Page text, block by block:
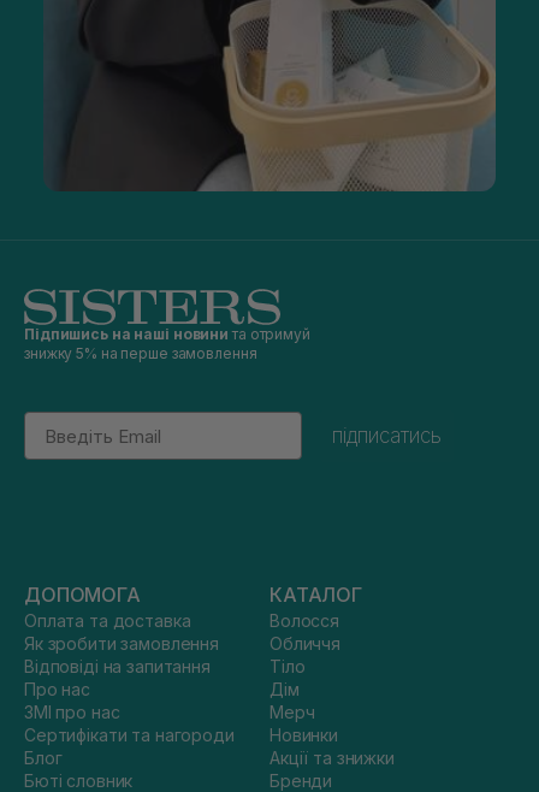
Підпишись на наші новини та отримуй
знижку 5% на перше замовлення
Email
підписатись
ДОПОМОГА
Оплата та доставка
Як зробити замовлення
Відповіді на запитання
Про нас
ЗМІ про нас
Сертифікати та нагороди
Блог
Бюті словник
КАТАЛОГ
Волосся
Обличчя
Тіло
Дім
Мерч
Новинки
Акції та знижки
Бренди